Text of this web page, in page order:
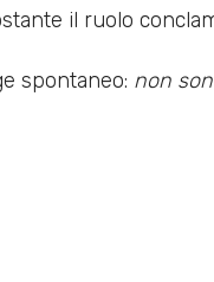
il ruolo
spontaneo: non